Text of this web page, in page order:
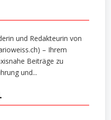
und Redakteurin von
– Ihrem
Beiträge zu
und...